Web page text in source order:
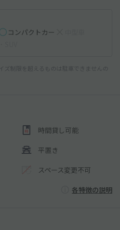
コンパクトカー
ズ制限を超えるものは駐車できませんの
時間貸し可能
平置き
スペース変更不可
各特徴の説明